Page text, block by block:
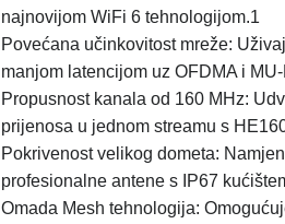
najnovijom WiFi 6 tehnologijom.1
Povećana učinkovitost mreže:
manjom latencijom uz OFDMA i MU-
Propusnost kanala od 160 MHz:
prijenosa u jednom streamu s
Pokrivenost velikog dometa:
profesionalne antene s IP67
Omada Mesh tehnologija: